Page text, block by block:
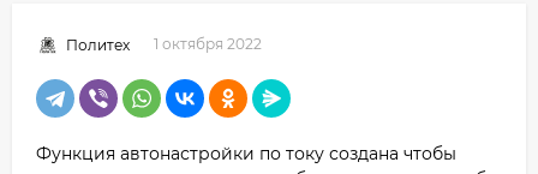
Политех 1 октября 2022
Функция автонастройки по току создана чтобы